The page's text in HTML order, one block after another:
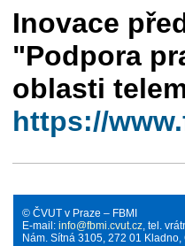
Inovace
"Podpora
oblasti
https://
© ČVUT v Praze – FBMI
E-mail: info@fbmi.cvut.cz, tel.
Nám. Sítná 3105, 272 01